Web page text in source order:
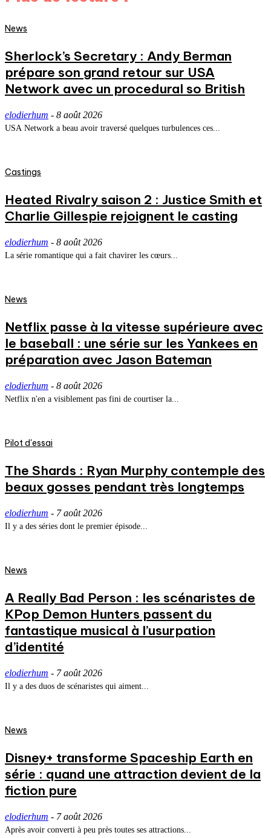
News
Sherlock’s Secretary : Andy Berman
prépare son grand retour sur USA
Network avec un procedural so British
elodierhum - 8 août 2026
USA Network a beau avoir traversé quelques turbulences ces...
Castings
Heated Rivalry saison 2 : Justice Smith et
Charlie Gillespie rejoignent le casting
elodierhum - 8 août 2026
La série romantique qui a fait chavirer les cœurs...
News
Netflix passe à la vitesse supérieure avec
le baseball : une série sur les Yankees en
préparation avec Jason Bateman
elodierhum - 8 août 2026
Netflix n'en a visiblement pas fini de courtiser la...
Pilot d'essai
The Shards : Ryan Murphy contemple des
beaux gosses pendant très longtemps
elodierhum - 7 août 2026
Il y a des séries dont le premier épisode...
News
A Really Bad Person : les scénaristes de
KPop Demon Hunters passent du
fantastique musical à l’usurpation
d’identité
elodierhum - 7 août 2026
Il y a des duos de scénaristes qui aiment...
News
Disney+ transforme Spaceship Earth en
série : quand une attraction devient de la
fiction pure
elodierhum - 7 août 2026
Après avoir converti à peu près toutes ses attractions...